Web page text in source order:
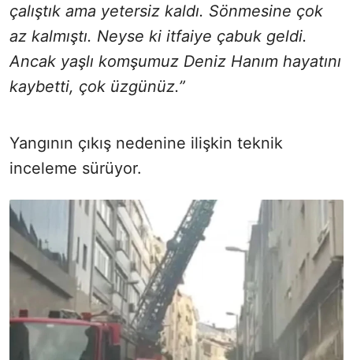
çalıştık ama yetersiz kaldı. Sönmesine çok
az kalmıştı. Neyse ki itfaiye çabuk geldi.
Ancak yaşlı komşumuz Deniz Hanım hayatını
kaybetti, çok üzgünüz.”
Yangının çıkış nedenine ilişkin teknik
inceleme sürüyor.